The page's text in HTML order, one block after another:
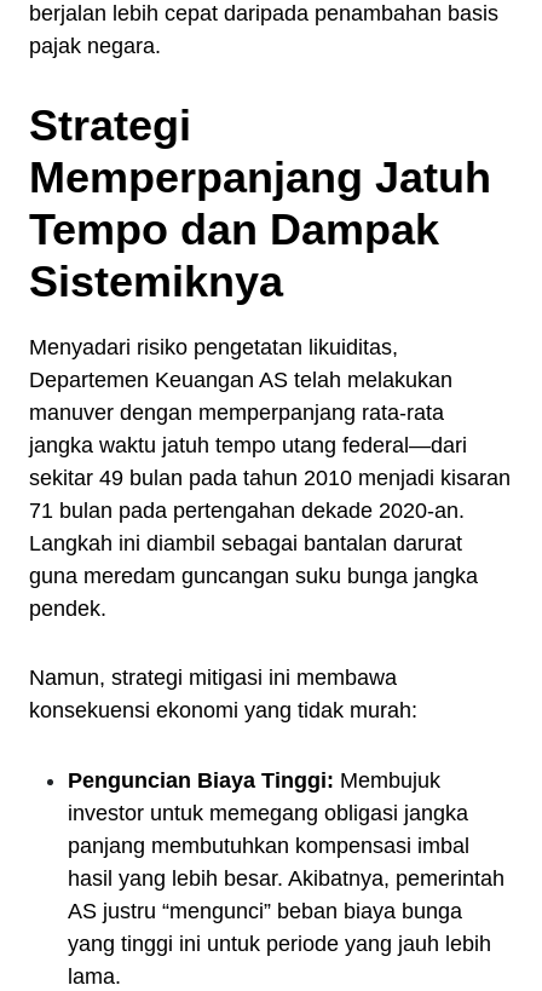
berjalan lebih cepat daripada penambahan basis
pajak negara.
Strategi
Memperpanjang Jatuh
Tempo dan Dampak
Sistemiknya
Menyadari risiko pengetatan likuiditas,
Departemen Keuangan AS telah melakukan
manuver dengan memperpanjang rata-rata
jangka waktu jatuh tempo utang federal—dari
sekitar 49 bulan pada tahun 2010 menjadi kisaran
71 bulan pada pertengahan dekade 2020-an.
Langkah ini diambil sebagai bantalan darurat
guna meredam guncangan suku bunga jangka
pendek.
Namun, strategi mitigasi ini membawa
konsekuensi ekonomi yang tidak murah:
Penguncian Biaya Tinggi: Membujuk
investor untuk memegang obligasi jangka
panjang membutuhkan kompensasi imbal
hasil yang lebih besar. Akibatnya, pemerintah
AS justru “mengunci” beban biaya bunga
yang tinggi ini untuk periode yang jauh lebih
lama.